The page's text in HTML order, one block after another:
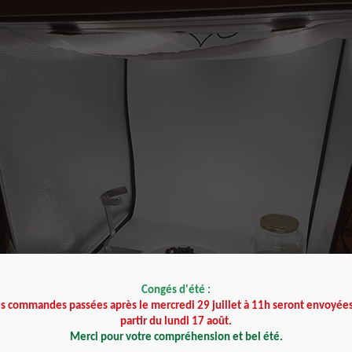
Congés d'été :
commandes passées après le mercredi 29 juillet à 11h seront
partir du lundi 17 août.
Merci pour votre compréhension et bel été.